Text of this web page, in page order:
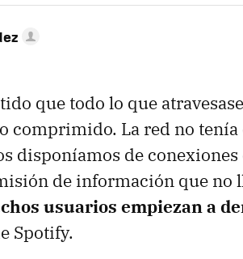
que todo lo que
comprimido. La red no tenía
disponíamos de conexiones
de información que no
usuarios empiezan a
Spotify.